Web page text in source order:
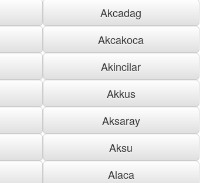
Akcadag
Akcakoca
Akincilar
Akkus
Aksaray
Aksu
Alaca